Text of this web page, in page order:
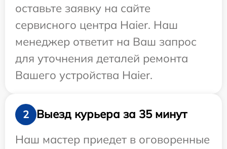
оставьте заявку на сайте
сервисного центра Haier. Наш
менеджер ответит на Ваш запрос
для уточнения деталей ремонта
Вашего устройства Haier.
2
Выезд курьера за 35 минут
Наш мастер приедет в оговоренные